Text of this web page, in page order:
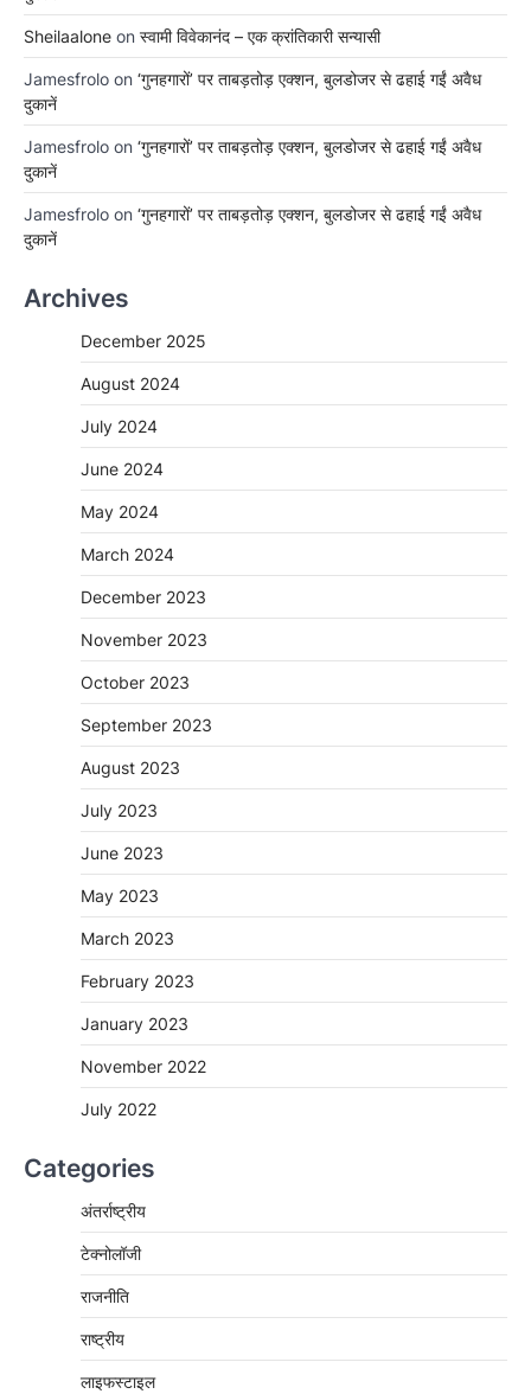
Sheilaalone on स्वामी विवेकानंद – एक क्रांतिकारी सन्यासी
Jamesfrolo on ‘गुनहगारों’ पर ताबड़तोड़ एक्शन, बुलडोजर से ढहाई गईं अवैध
दुकानें
Jamesfrolo on ‘गुनहगारों’ पर ताबड़तोड़ एक्शन, बुलडोजर से ढहाई गईं अवैध
दुकानें
Jamesfrolo on ‘गुनहगारों’ पर ताबड़तोड़ एक्शन, बुलडोजर से ढहाई गईं अवैध
दुकानें
Archives
December 2025
August 2024
July 2024
June 2024
May 2024
March 2024
December 2023
November 2023
October 2023
September 2023
August 2023
July 2023
June 2023
May 2023
March 2023
February 2023
January 2023
November 2022
July 2022
Categories
अंतर्राष्ट्रीय
टेक्नोलॉजी
राजनीति
राष्ट्रीय
लाइफस्टाइल